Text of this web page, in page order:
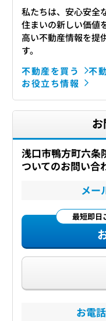
私たちは、安心安全
住まいの新しい価値
高い不動産情報を提
す。
不動産を買う
不
お役立ち情報
浅口市鴨方町六条
ついてのお問い合
メー
最短即日
お電